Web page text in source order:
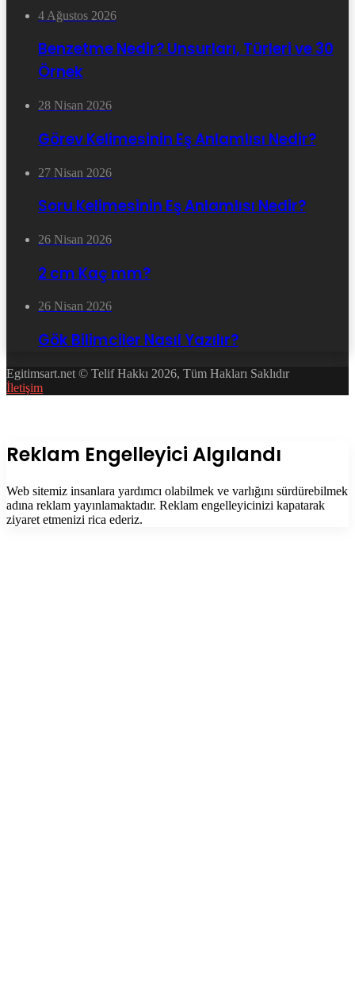
4 Ağustos 2026
Benzetme Nedir? Unsurları, Türleri ve 30
Örnek
28 Nisan 2026
Görev Kelimesinin Eş Anlamlısı Nedir?
27 Nisan 2026
Soru Kelimesinin Eş Anlamlısı Nedir?
26 Nisan 2026
2 cm Kaç mm?
26 Nisan 2026
Gök Bilimciler Nasıl Yazılır?
Egitimsart.net © Telif Hakkı 2026, Tüm Hakları Saklıdır
İletişim
Kapalı
Reklam Engelleyici Algılandı
Web sitemiz insanlara yardımcı olabilmek ve varlığını sürdürebilmek
adına reklam yayınlamaktadır. Reklam engelleyicinizi kapatarak
ziyaret etmenizi rica ederiz.